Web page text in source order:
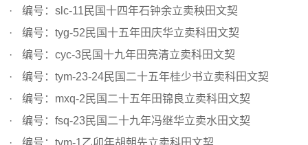
编号：slc-11民国十四年石钟余立卖秧田文契
编号：tyg-52民国十五年田庆华立卖科田文契
编号：cyc-3民国十九年田亮清立卖科田文契
编号：tym-23-24民国二十五年桂少书立卖科田文契
编号：mxq-2民国二十五年田锦良立卖科田文契
编号：fsq-23民国二十九年冯继华立卖水田文契